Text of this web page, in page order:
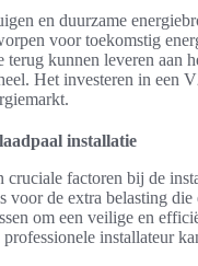
en duurzame
voor toekomstig
terug kunnen leveren
Het investeren in een
installatie
cruciale factoren bij de
voor de extra belasting
om een veilige en
installateur